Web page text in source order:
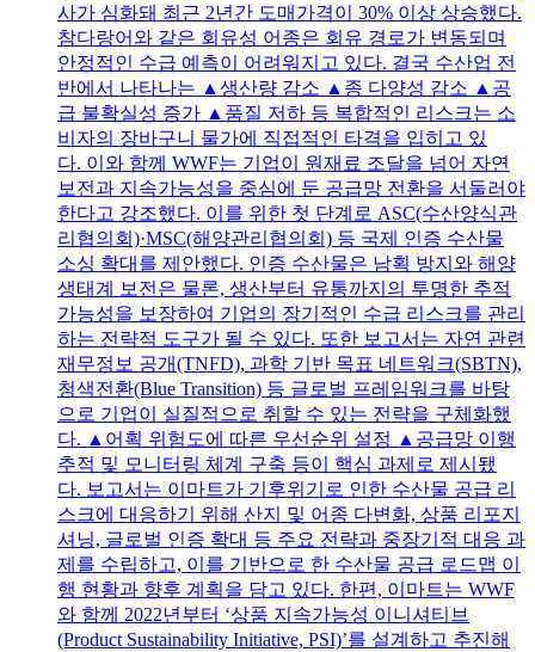
사가 심화돼 최근 2년간 도매가격이 30% 이상 상승했다.
참다랑어와 같은 회유성 어종은 회유 경로가 변동되며
안정적인 수급 예측이 어려워지고 있다. 결국 수산업 전
반에서 나타나는 ▲생산량 감소 ▲종 다양성 감소 ▲공
급 불확실성 증가 ▲품질 저하 등 복합적인 리스크는 소
비자의 장바구니 물가에 직접적인 타격을 입히고 있
다. 이와 함께 WWF는 기업이 원재료 조달을 넘어 자연
보전과 지속가능성을 중심에 둔 공급망 전환을 서둘러야
한다고 강조했다. 이를 위한 첫 단계로 ASC(수산양식관
리협의회)·MSC(해양관리협의회) 등 국제 인증 수산물
소싱 확대를 제안했다. 인증 수산물은 남획 방지와 해양
생태계 보전은 물론, 생산부터 유통까지의 투명한 추적
가능성을 보장하여 기업의 장기적인 수급 리스크를 관리
하는 전략적 도구가 될 수 있다. 또한 보고서는 자연 관련
재무정보 공개(TNFD), 과학 기반 목표 네트워크(SBTN),
청색전환(Blue Transition) 등 글로벌 프레임워크를 바탕
으로 기업이 실질적으로 취할 수 있는 전략을 구체화했
다. ▲어획 위험도에 따른 우선순위 설정 ▲공급망 이행
추적 및 모니터링 체계 구축 등이 핵심 과제로 제시됐
다. 보고서는 이마트가 기후위기로 인한 수산물 공급 리
스크에 대응하기 위해 산지 및 어종 다변화, 상품 리포지
셔닝, 글로벌 인증 확대 등 주요 전략과 중장기적 대응 과
제를 수립하고, 이를 기반으로 한 수산물 공급 로드맵 이
행 현황과 향후 계획을 담고 있다. 한편, 이마트는 WWF
와 함께 2022년부터 ‘상품 지속가능성 이니셔티브
(Product Sustainability Initiative, PSI)’를 설계하고 추진해